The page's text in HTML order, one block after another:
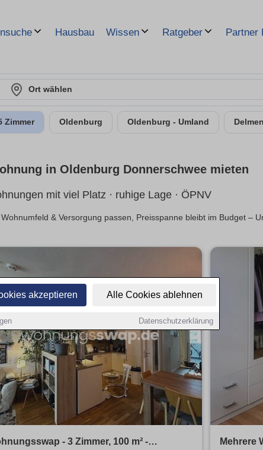
akzeptieren Alle Cookies ablehnen
Datenschutzerklärung
Hausbau Wissen Ratgeber Partner
Ort wählen
Zimmer Oldenburg Oldenburg - Umland
in Oldenburg Donnerschwee mieten
mit viel Platz · ruhige Lage · ÖPNV
& Versorgung passen, Preisspanne bleibt im Budget –
- 3 Zimmer, 100 m² -
Mehrere